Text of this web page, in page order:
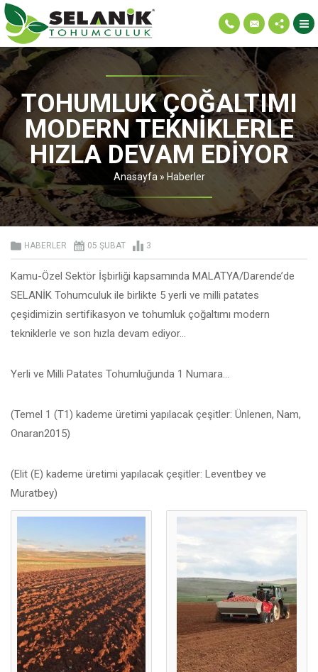
TOHUMLUK ÇOĞALTIMI
MODERN TEKNIKLERLE
HIZLA DEVAM EDIYOR
Anasayfa » Haberler
HABERLER 05 ŞUBAT 3
Kamu-Özel Sektör İşbirliği kapsamında MALATYA/Darende’de
SELANİK Tohumculuk ile birlikte 5 yerli ve milli patates
çeşidimizin sertifikasyon ve tohumluk çoğaltımı modern
tekniklerle ve son hızla devam ediyor…
Yerli ve Milli Patates Tohumluğunda 1 Numara…
(Temel 1 (T1) kademe üretimi yapılacak çeşitler: Ünlenen, Nam,
Onaran2015)
(Elit (E) kademe üretimi yapılacak çeşitler: Leventbey ve
Muratbey)